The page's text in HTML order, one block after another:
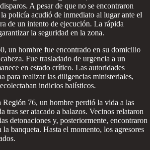
A pesar de que no se encontraron
la policía acudió de inmediato al lugar ante el
de un intento de ejecución. La rápida
la seguridad en la zona.
un hombre fue encontrado en su domicilio
Fue trasladado de urgencia a un
en estado crítico. Las autoridades
para realizar las diligencias ministeriales,
indicios balísticos.
76, un hombre perdió la vida a las
tras ser atacado a balazos. Vecinos relataron
detonaciones y, posteriormente, encontraron
banqueta. Hasta el momento, los agresores